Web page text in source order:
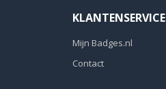
KLANTENSERVICE
Mijn Badges.nl
Contact